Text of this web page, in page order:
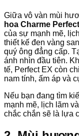
Giữa vô vàn mùi
hoa Charme
của sự mạnh mẽ,
thiết kế đen vàng
quý ông đẳng cấp.
ánh nhìn đầu tiên.
tế, Perfect EX còn
nam tính, ấm áp và
Nếu bạn đang tìm
mạnh mẽ, lịch lãm
chắc chắn sẽ là lựa